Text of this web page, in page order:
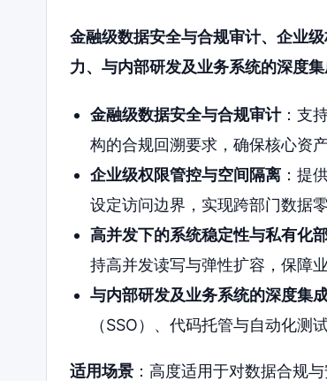
金融级数据安全与合规审计、企业
力、与内部研发及业务系统的深度
金融级数据安全与合规审计：支
构的合规回溯要求，确保核心资
企业级权限管控与空间隔离：提
设定访问边界，实现跨部门数据
高并发下的系统稳定性与私有化
持高并发读写与弹性扩容，保障
与内部研发及业务系统的深度集
（SSO）、代码托管与自动化测
适用场景 ：高度适用于对数据合规